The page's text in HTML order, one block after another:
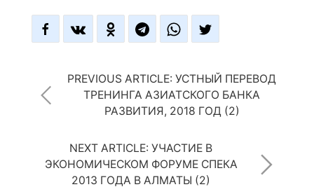
PREVIOUS ARTICLE: УСТНЫЙ ПЕРЕВОД
ТРЕНИНГА АЗИАТСКОГО БАНКА
РАЗВИТИЯ, 2018 ГОД (2)
NEXT ARTICLE: УЧАСТИЕ В
ЭКОНОМИЧЕСКОМ ФОРУМЕ СПЕКА
2013 ГОДА В АЛМАТЫ (2)